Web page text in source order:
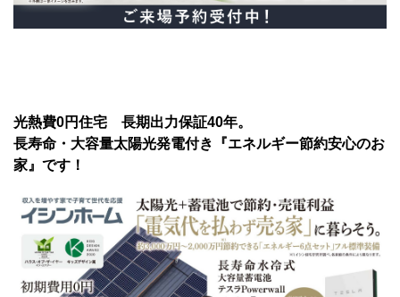
光熱費0円住宅 長期出力保証40年。
長寿命・大容量太陽光発電付き『エネルギー節約安心のお
家』です！